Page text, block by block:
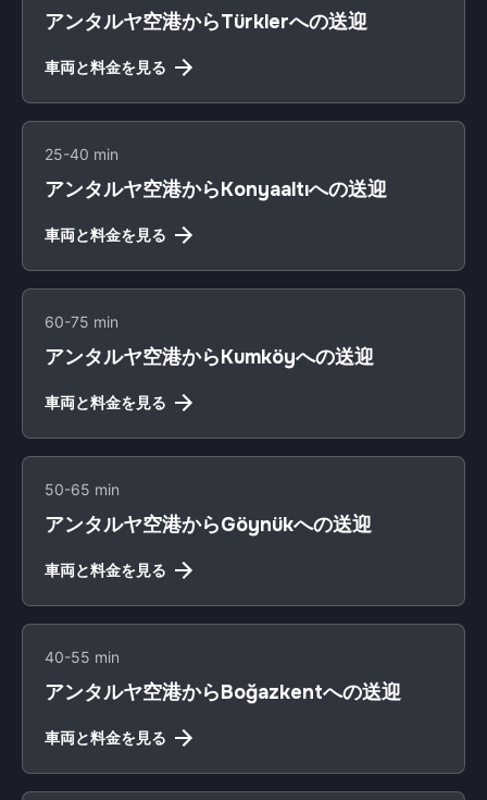
アンタルヤ空港からTürklerへの送迎
車両と料金を見る
25-40 min
アンタルヤ空港からKonyaaltıへの送迎
車両と料金を見る
60-75 min
アンタルヤ空港からKumköyへの送迎
車両と料金を見る
50-65 min
アンタルヤ空港からGöynükへの送迎
車両と料金を見る
40-55 min
アンタルヤ空港からBoğazkentへの送迎
車両と料金を見る